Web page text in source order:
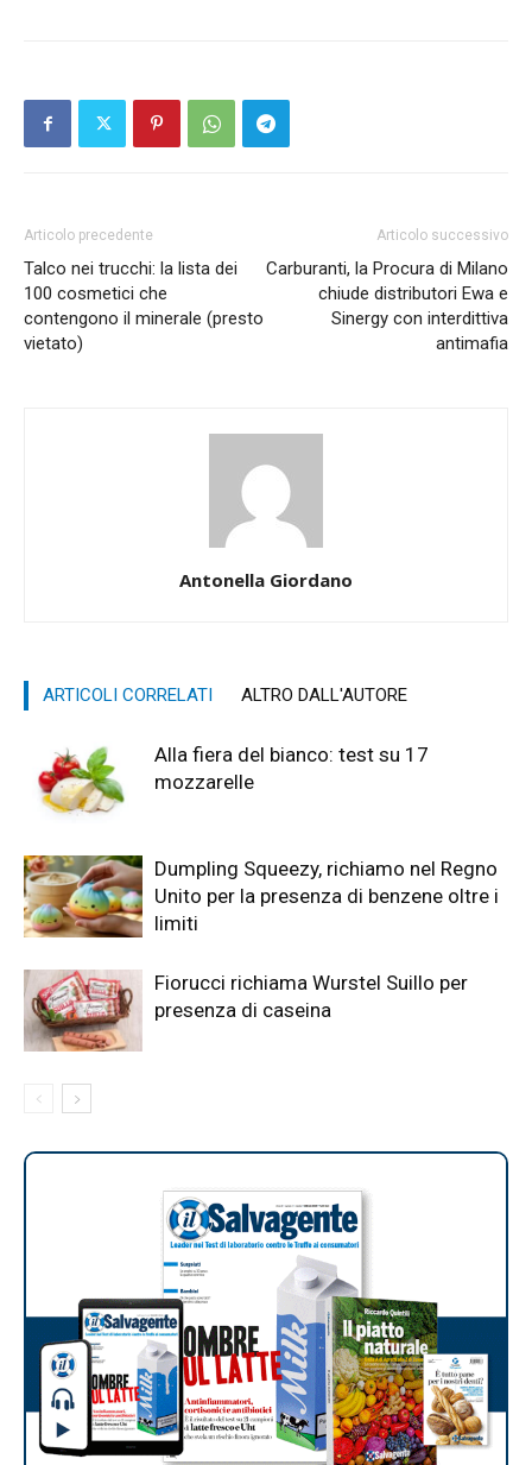
Articolo precedente
Talco nei trucchi: la lista dei
100 cosmetici che
contengono il minerale (presto
vietato)
Articolo successivo
Carburanti, la Procura di Milano
chiude distributori Ewa e
Sinergy con interdittiva
antimafia
Antonella Giordano
ARTICOLI CORRELATI ALTRO DALL'AUTORE
Alla fiera del bianco: test su 17
mozzarelle
Dumpling Squeezy, richiamo nel Regno
Unito per la presenza di benzene oltre i
limiti
Fiorucci richiama Wurstel Suillo per
presenza di caseina